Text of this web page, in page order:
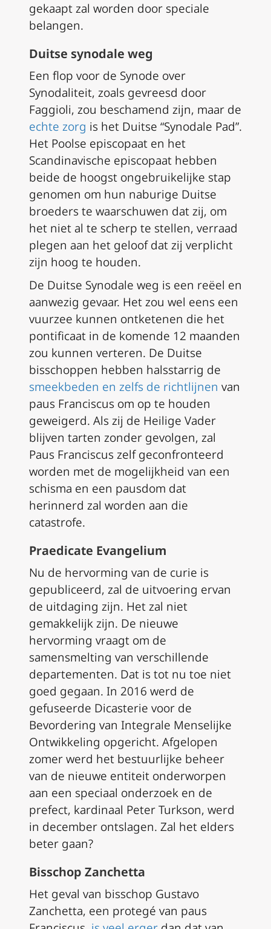
gekaapt zal worden door speciale
belangen.
Duitse synodale weg
Een flop voor de Synode over
Synodaliteit, zoals gevreesd door
Faggioli, zou beschamend zijn, maar de
echte zorg is het Duitse “Synodale Pad”.
Het Poolse episcopaat en het
Scandinavische episcopaat hebben
beide de hoogst ongebruikelijke stap
genomen om hun naburige Duitse
broeders te waarschuwen dat zij, om
het niet al te scherp te stellen, verraad
plegen aan het geloof dat zij verplicht
zijn hoog te houden.
De Duitse Synodale weg is een reëel en
aanwezig gevaar. Het zou wel eens een
vuurzee kunnen ontketenen die het
pontificaat in de komende 12 maanden
zou kunnen verteren. De Duitse
bisschoppen hebben halsstarrig de
smeekbeden en zelfs de richtlijnen van
paus Franciscus om op te houden
geweigerd. Als zij de Heilige Vader
blijven tarten zonder gevolgen, zal
Paus Franciscus zelf geconfronteerd
worden met de mogelijkheid van een
schisma en een pausdom dat
herinnerd zal worden aan die
catastrofe.
Praedicate Evangelium
Nu de hervorming van de curie is
gepubliceerd, zal de uitvoering ervan
de uitdaging zijn. Het zal niet
gemakkelijk zijn. De nieuwe
hervorming vraagt om de
samensmelting van verschillende
departementen. Dat is tot nu toe niet
goed gegaan. In 2016 werd de
gefuseerde Dicasterie voor de
Bevordering van Integrale Menselijke
Ontwikkeling opgericht. Afgelopen
zomer werd het bestuurlijke beheer
van de nieuwe entiteit onderworpen
aan een speciaal onderzoek en de
prefect, kardinaal Peter Turkson, werd
in december ontslagen. Zal het elders
beter gaan?
Bisschop Zanchetta
Het geval van bisschop Gustavo
Zanchetta, een protegé van paus